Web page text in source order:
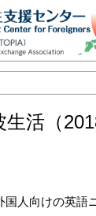
活（
国人向けの英語